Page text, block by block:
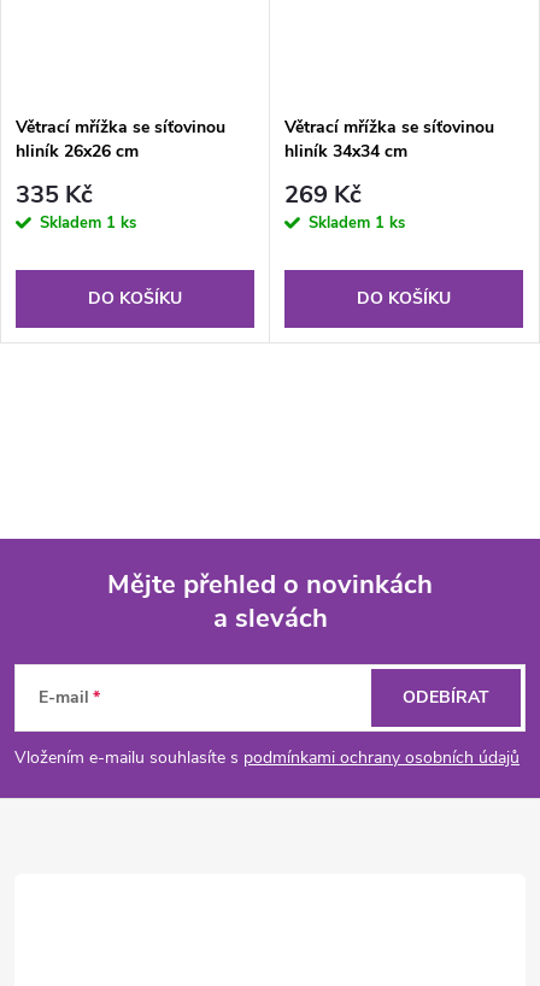
Větrací mřížka se síťovinou
hliník 26x26 cm
335 Kč
Skladem 1 ks
DO KOŠÍKU
Větrací mřížka se síťovinou
hliník 34x34 cm
269 Kč
Skladem 1 ks
DO KOŠÍKU
p
a
Mějte přehled o novinkách
a slevách
E-mail
Vložením e-mailu souhlasíte s podmínkami ochrany osobních údajů
ODEBÍRAT